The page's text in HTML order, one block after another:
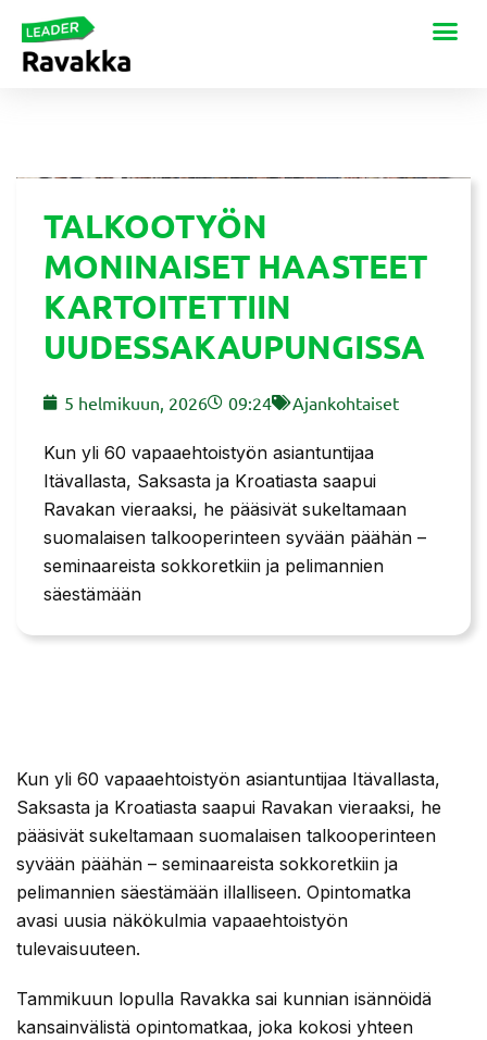
TALKOOTYÖN
MONINAISET HAASTEET
KARTOITETTIIN
UUDESSAKAUPUNGISSA
5 helmikuun, 2026 09:24 Ajankohtaiset
Kun yli 60 vapaaehtoistyön asiantuntijaa
Itävallasta, Saksasta ja Kroatiasta saapui
Ravakan vieraaksi, he pääsivät sukeltamaan
suomalaisen talkooperinteen syvään päähän –
seminaareista sokkoretkiin ja pelimannien
säestämään
Kun yli 60 vapaaehtoistyön asiantuntijaa Itävallasta,
Saksasta ja Kroatiasta saapui Ravakan vieraaksi, he
pääsivät sukeltamaan suomalaisen talkooperinteen
syvään päähän – seminaareista sokkoretkiin ja
pelimannien säestämään illalliseen. Opintomatka
avasi uusia näkökulmia vapaaehtoistyön
tulevaisuuteen.
Tammikuun lopulla Ravakka sai kunnian isännöidä
kansainvälistä opintomatkaa, joka kokosi yhteen